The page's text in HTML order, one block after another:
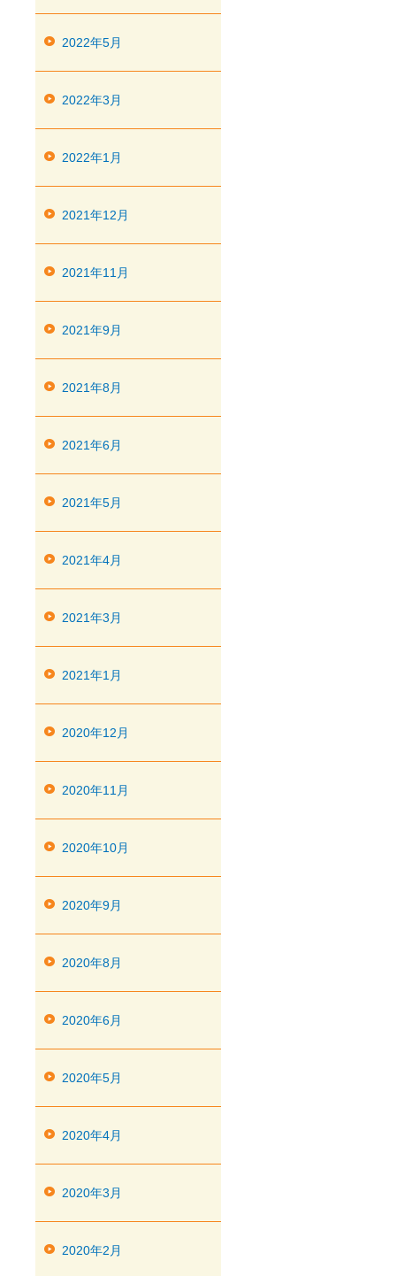
2022年5月
2022年3月
2022年1月
2021年12月
2021年11月
2021年9月
2021年8月
2021年6月
2021年5月
2021年4月
2021年3月
2021年1月
2020年12月
2020年11月
2020年10月
2020年9月
2020年8月
2020年6月
2020年5月
2020年4月
2020年3月
2020年2月